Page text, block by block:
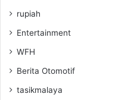
rupiah
Entertainment
WFH
Berita Otomotif
tasikmalaya